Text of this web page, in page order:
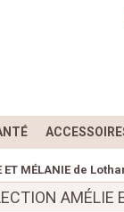
ET MÉLANIE de
AMÉLIE